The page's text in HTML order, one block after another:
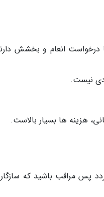
درخواست انعام و بخشش
نیست.
هزینه ها بسیار بالاست.
می گردد پس مراقب باشید که